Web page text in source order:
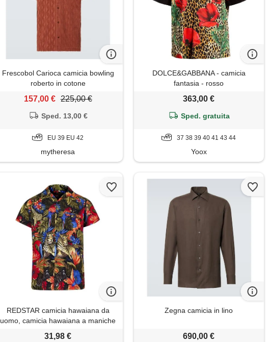
Frescobol Carioca camicia bowling
roberto in cotone
157,00 € 225,00 €
Sped. 13,00 €
EU 39 EU 42
mytheresa
DOLCE&GABBANA - camicia
fantasia - rosso
363,00 €
Sped. gratuita
37 38 39 40 41 43 44
Yoox
REDSTAR camicia hawaiana da
uomo, camicia hawaiana a maniche
corte, camiciotto divertente -
31,98 €
Zegna camicia in lino
690,00 €